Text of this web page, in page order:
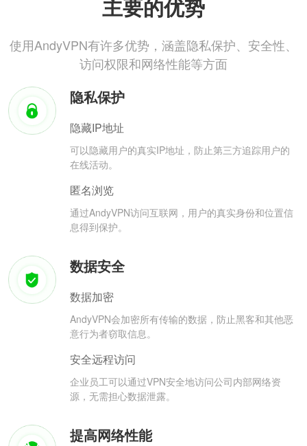
主要的优势
使用AndyVPN有许多优势，涵盖隐私保护、安全性、
访问权限和网络性能等方面
隐私保护
隐藏IP地址
可以隐藏用户的真实IP地址，防止第三方追踪用户的
在线活动。
匿名浏览
通过AndyVPN访问互联网，用户的真实身份和位置信
息得到保护。
数据安全
数据加密
AndyVPN会加密所有传输的数据，防止黑客和其他恶
意行为者窃取信息。
安全远程访问
企业员工可以通过VPN安全地访问公司内部网络资
源，无需担心数据泄露。
提高网络性能